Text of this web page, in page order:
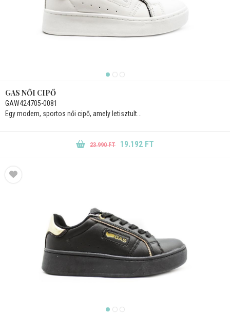
GAS NŐI CIPŐ
GAW424705-0081
Egy modern, sportos női cipő, amely letisztult...
23.990 FT 19.192 FT